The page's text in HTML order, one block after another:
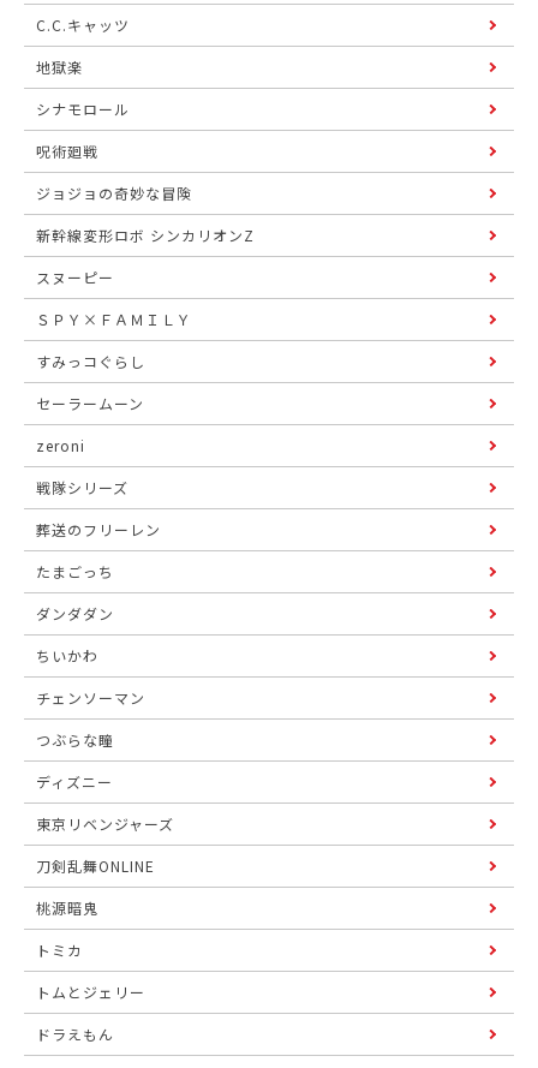
C.C.キャッツ
地獄楽
シナモロール
呪術廻戦
ジョジョの奇妙な冒険
新幹線変形ロボ シンカリオンZ
スヌーピー
ＳＰＹ×ＦＡＭＩＬＹ
すみっコぐらし
セーラームーン
zeroni
戦隊シリーズ
葬送のフリーレン
たまごっち
ダンダダン
ちいかわ
チェンソーマン
つぶらな瞳
ディズニー
東京リベンジャーズ
刀剣乱舞ONLINE
桃源暗鬼
トミカ
トムとジェリー
ドラえもん